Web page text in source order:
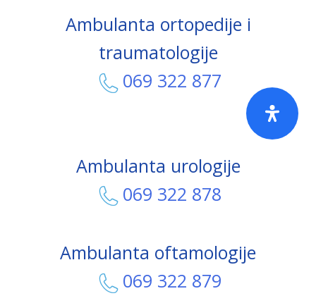
Ambulanta ortopedije i
traumatologije
069 322 877
Ambulanta urologije
069 322 878
Ambulanta oftamologije
069 322 879